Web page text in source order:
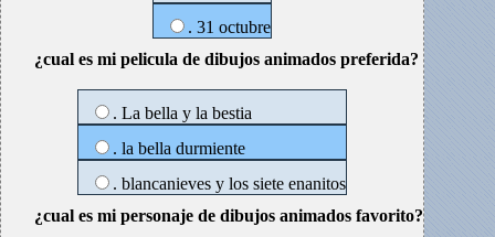
. 31 octubre
¿cual es mi pelicula de dibujos animados preferida?
. La bella y la bestia
. la bella durmiente
. blancanieves y los siete enanitos
¿cual es mi personaje de dibujos animados favorito?